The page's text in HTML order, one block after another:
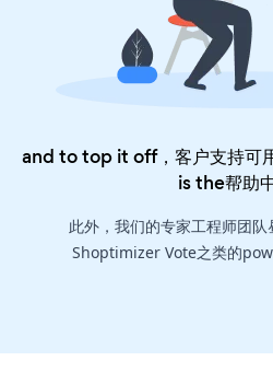
and to top it off，客户支持可
is the帮助
此外，我们的专家工程师团
Shoptimizer Vote之类的